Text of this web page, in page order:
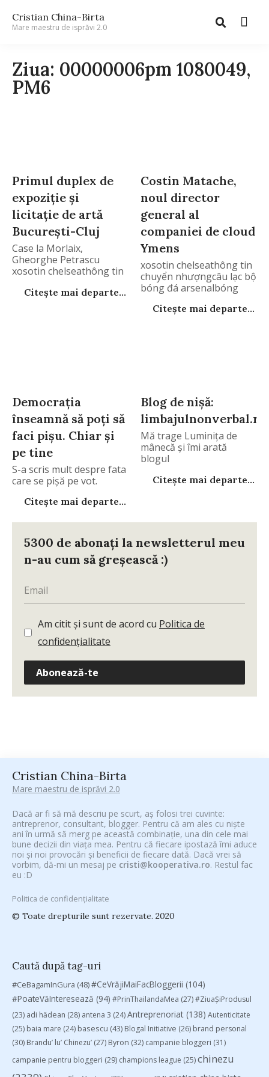
Cristian China-Birta
Mare maestru de isprăvi 2.0
Ziua: 00000006pm 1080049,
PM6
Primul duplex de
expoziție și
licitație de artă
București-Cluj
Case la Morlaix,
Gheorghe Petrascu
xosotin chelseathông tin
Citește mai departe...
Costin Matache,
noul director
general al
companiei de cloud
Ymens
xosotin chelseathông tin
chuyển nhượngcâu lạc bộ
bóng đá arsenalbóng
Citește mai departe...
Democraţia
înseamnă să poţi să
faci pişu. Chiar şi
pe tine
S-a scris mult despre fata
care se pişă pe vot.
Citește mai departe...
Blog de nişă:
limbajulnonverbal.ro
Mă trage Luminiţa de
mânecă şi îmi arată
blogul
Citește mai departe...
5300 de abonați la newsletterul meu
n-au cum să greșească :)
Am citit și sunt de acord cu Politica de
confidențialitate
Abonează-te
Cristian China-Birta
Mare maestru de isprăvi 2.0
Dacă ar fi să mă descriu pe scurt, aș folosi trei cuvinte:
antreprenor, consultant, blogger. Pentru că am ales cu niște
ani în urmă să merg pe această combinație, una din cele mai
bune decizii din viața mea. Pentru că fiecare ipostază îmi aduce
noi și noi provocări și beneficii de fiecare dată. Dacă vrei să
vorbim, dă-mi un mesaj pe cristi@kooperativa.ro. Restul fac
eu :D
Politica de confidențialitate
© Toate drepturile sunt rezervate. 2020
Caută după tag-uri
#CeBagamInGura (48)#CeVrăjiMaiFacBloggerii (104)
#PoateVăInteresează (94) #PrinThailandaMea (27)#ZiuaȘiProdusul
(23) adi hădean (28) antena 3 (24)Antreprenoriat (138) Autenticitate
(25) baia mare (24) basescu (43) Blogal Initiative (26) brand personal
(30) Brandu’ lu’ Chinezu’ (27) Byron (32) campanie bloggeri (31)
campanie pentru bloggeri (29) champions league (25)chinezu